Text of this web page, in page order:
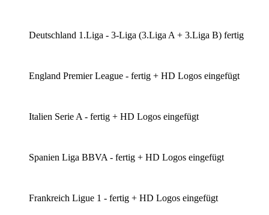
Deutschland 1.Liga - 3-Liga (3.Liga A + 3.Liga B) fertig
England Premier League - fertig + HD Logos eingefügt
Italien Serie A - fertig + HD Logos eingefügt
Spanien Liga BBVA - fertig + HD Logos eingefügt
Frankreich Ligue 1 - fertig + HD Logos eingefügt